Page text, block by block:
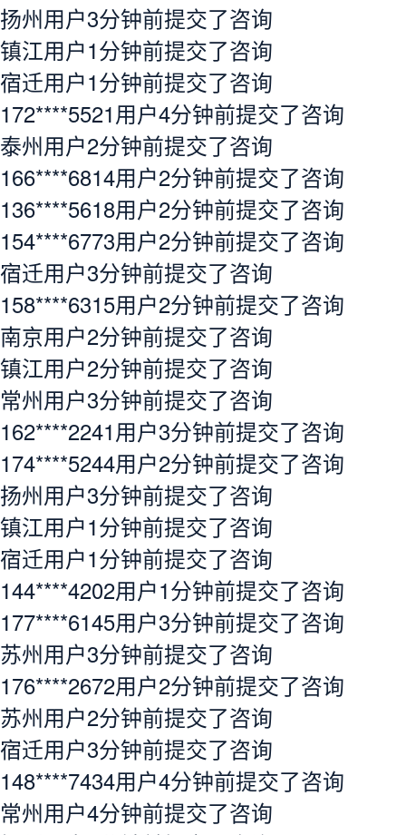
扬州用户3分钟前提交了咨询
镇江用户1分钟前提交了咨询
宿迁用户1分钟前提交了咨询
172****5521用户4分钟前提交了咨询
泰州用户2分钟前提交了咨询
166****6814用户2分钟前提交了咨询
136****5618用户2分钟前提交了咨询
154****6773用户2分钟前提交了咨询
宿迁用户3分钟前提交了咨询
158****6315用户2分钟前提交了咨询
南京用户2分钟前提交了咨询
镇江用户2分钟前提交了咨询
常州用户3分钟前提交了咨询
162****2241用户3分钟前提交了咨询
174****5244用户2分钟前提交了咨询
扬州用户3分钟前提交了咨询
镇江用户1分钟前提交了咨询
宿迁用户1分钟前提交了咨询
144****4202用户1分钟前提交了咨询
177****6145用户3分钟前提交了咨询
苏州用户3分钟前提交了咨询
176****2672用户2分钟前提交了咨询
苏州用户2分钟前提交了咨询
宿迁用户3分钟前提交了咨询
148****7434用户4分钟前提交了咨询
常州用户4分钟前提交了咨询